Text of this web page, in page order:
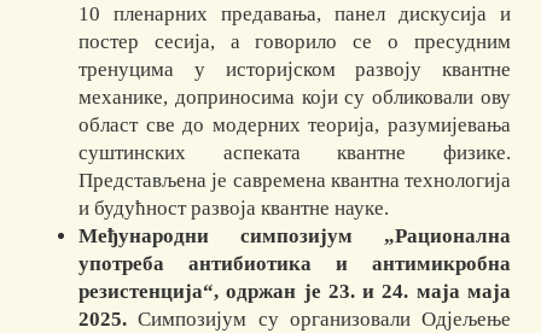
10 пленарних предавања, панел дискусија и
постер сесија, а говорило се о пресудним
тренуцима у историјском развоју квантне
механике, доприносима који су обликовали ову
област све до модерних теорија, разумијевања
суштинских аспеката квантне физике.
Представљена је савремена квантна технологија
и будућност развоја квантне науке.
Међународни симпозијум „Рационална
употреба антибиотика и антимикробна
резистенција“,одржан је 23. и 24. маја маја
2025.Симпозијум су организовали Одјељење